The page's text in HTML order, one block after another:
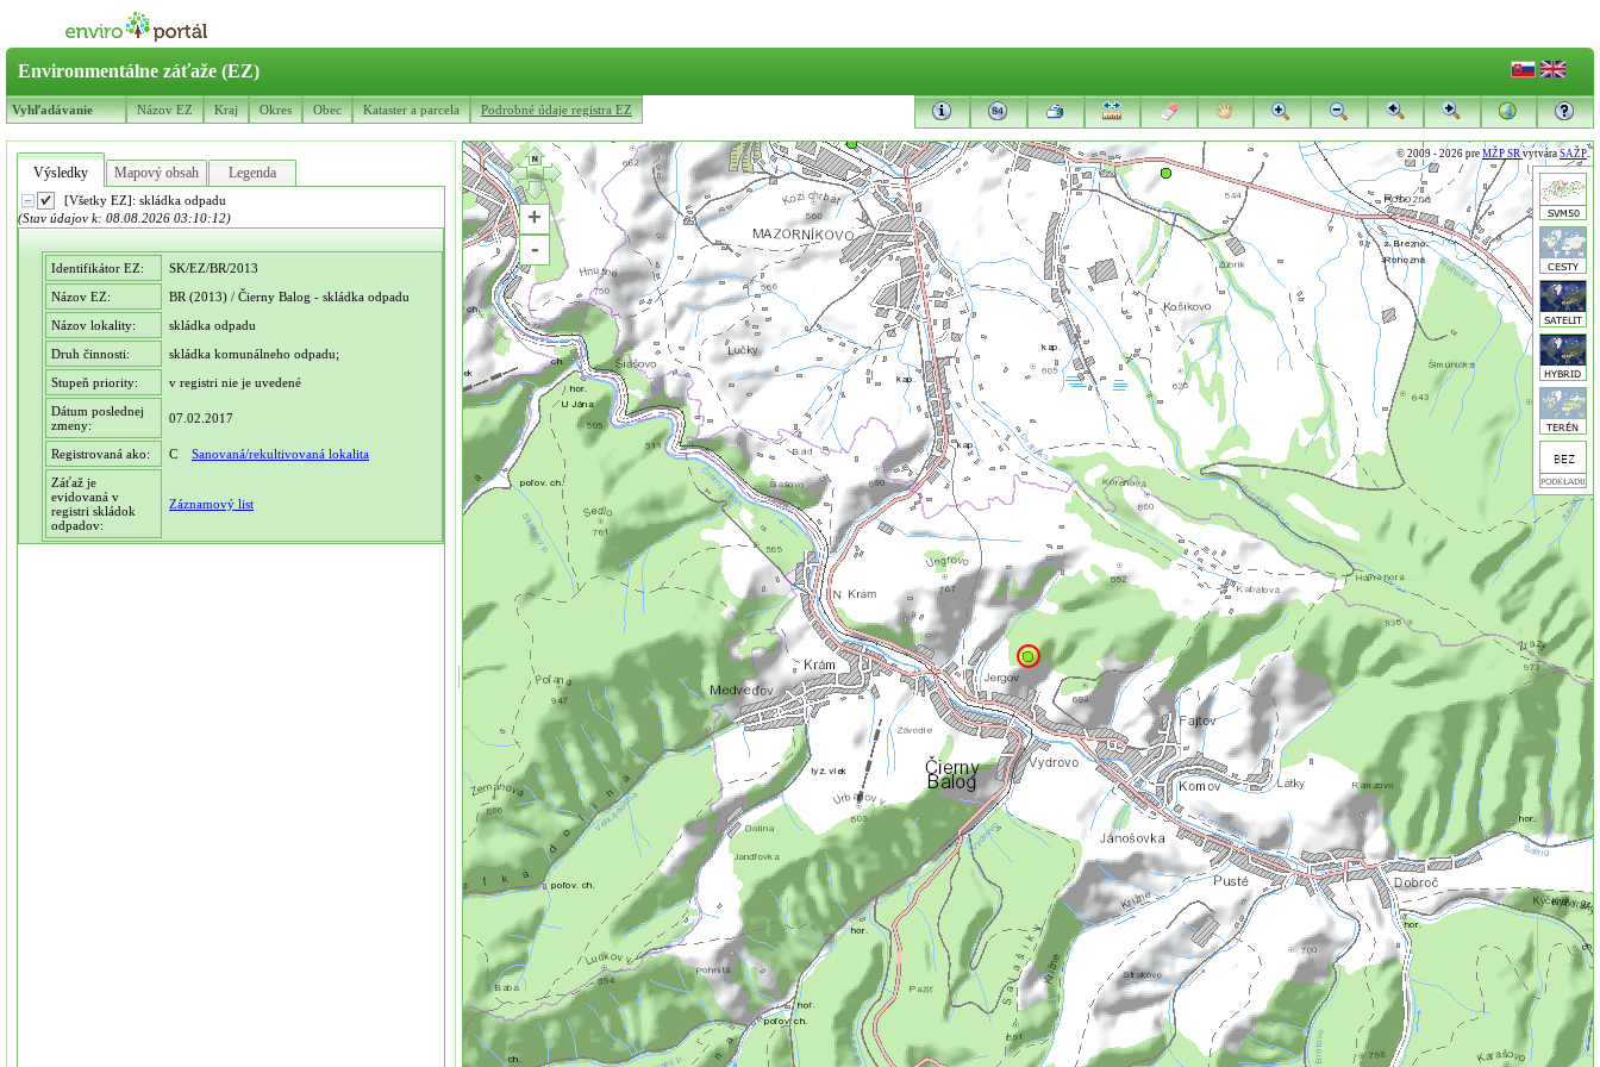
Environmentálne záťaže (EZ)
Vyhľadávanie Názov EZ Kraj Okres Obec Kataster a parcela Podrobné údaje registra EZ
Výsledky Mapový obsah Legenda
[Všetky EZ]: skládka odpadu
(Stav údajov k: 08.08.2026 03:10:12)
Identifikátor EZ:
SK/EZ/BR/2013
Názov EZ:
BR (2013) / Čierny Balog - skládka odpadu
Názov lokality:
skládka odpadu
Druh činnosti:
skládka komunálneho odpadu;
Stupeň priority:
v registri nie je uvedené
Dátum poslednej
zmeny:
07.02.2017
Registrovaná ako: C Sanovaná/rekultivovaná lokalita
Záťaž je
evidovaná v
registri skládok
odpadov:
Záznamový list
+
-
© 2009 - 2026 pre MŽP SRvytvára SAŽP